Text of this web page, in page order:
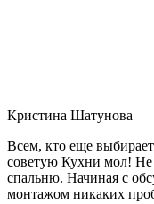
Кристина Шатунова
Всем, кто еще
советую Кухни мол! Не
спальню. Начиная с
монтажом никаких